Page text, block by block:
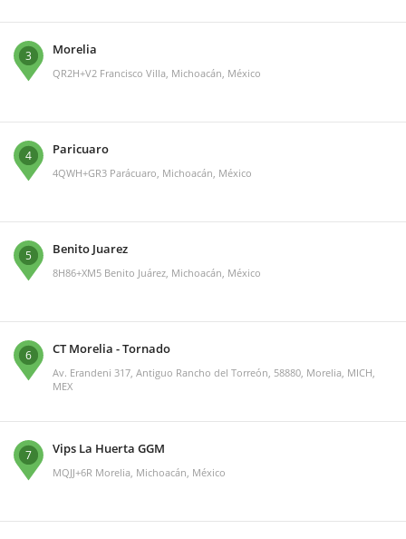
3 Morelia
QR2H+V2 Francisco Villa, Michoacán, México
4 Paricuaro
4QWH+GR3 Parácuaro, Michoacán, México
5 Benito Juarez
8H86+XM5 Benito Juárez, Michoacán, México
6 CT Morelia - Tornado
Av. Erandeni 317, Antiguo Rancho del Torreón, 58880, Morelia, MICH,
MEX
7 Vips La Huerta GGM
MQJJ+6R Morelia, Michoacán, México